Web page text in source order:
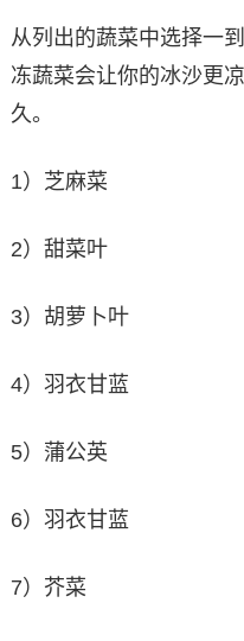
从列出的蔬菜中选择一
冻蔬菜会让你的冰沙更
久。
1）芝麻菜
2）甜菜叶
3）胡萝卜叶
4）羽衣甘蓝
5）蒲公英
6）羽衣甘蓝
7）芥菜